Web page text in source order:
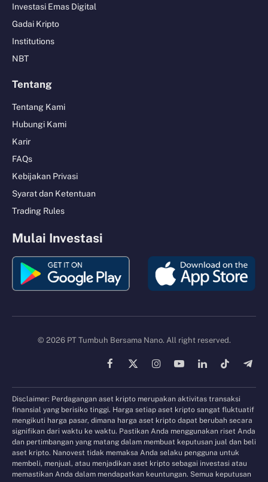
Investasi Emas Digital
Gadai Kripto
Institutions
NBT
Tentang
Tentang Kami
Hubungi Kami
Karir
FAQs
Kebijakan Privasi
Syarat dan Ketentuan
Trading Rules
Mulai Investasi
© 2026 PT Tumbuh Bersama Nano. All right reserved.
Facebook
X
InstagramYouTubeLinkedInTikTok
Disclaimer: Perdagangan aset kripto merupakan aktivitas transaksi
finansial yang berisiko tinggi. Harga setiap aset kripto sangat fluktuatif
mengikuti harga pasar, dimana harga aset kripto dapat berubah secara
signifikan dari waktu ke waktu. Pastikan Anda menggunakan riset Anda
dan pertimbangan yang matang dalam membuat keputusan jual dan beli
aset kripto. Nanovest tidak memaksa Anda selaku pengguna untuk
membeli, menjual, atau menjadikan aset kripto sebagai investasi atau
memastikan Anda dalam mendapatkan keuntungan. Semua keputusan